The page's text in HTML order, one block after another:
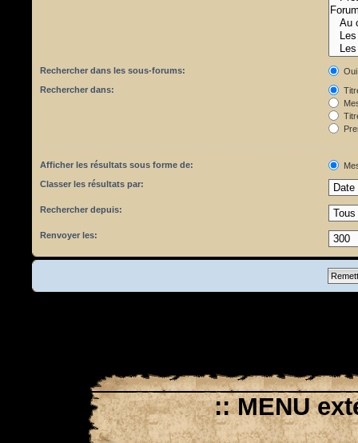
Rechercher dans les sous-forums:
Oui
Rechercher dans:
Afficher les résultats sous forme de:
Classer les résultats par:
Rechercher depuis:
Renvoyer les:
:: MENU